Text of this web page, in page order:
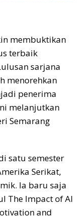
membuktikan
terbaik
sarjana
menorehkan
penerima
melanjutkan
Semarang
satu semester
Serikat,
Ia baru saja
The Impact of AI
and